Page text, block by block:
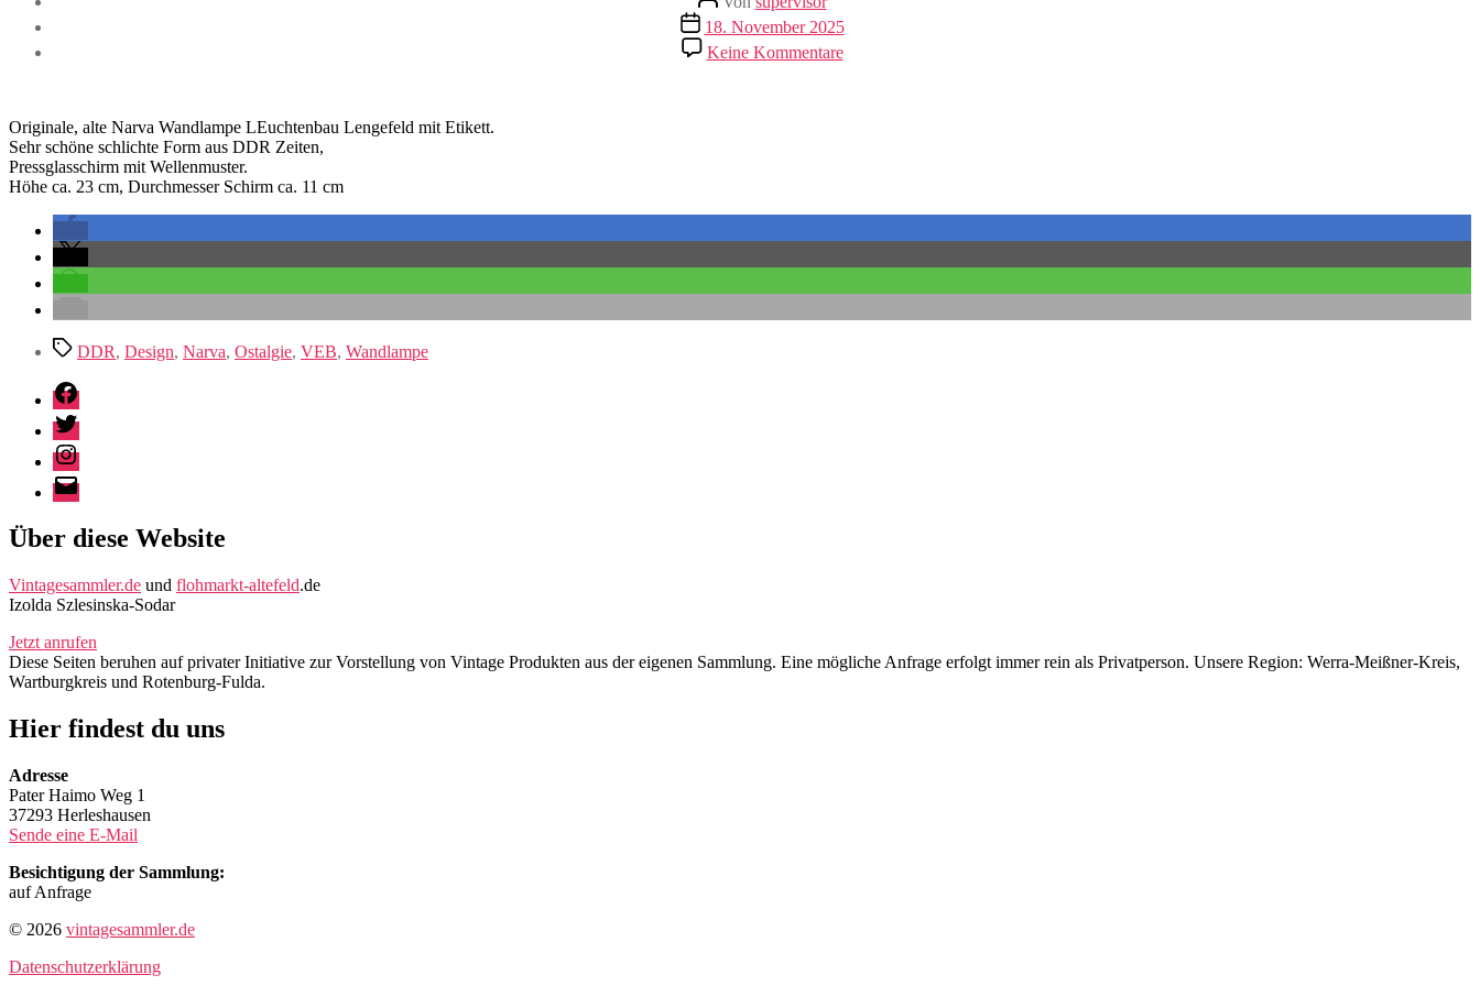
Veröffentlichungsdatum
18. November 2025
Keine Kommentarezu
DDR
Originale, alte Narva Wandlampe LEuchtenbau Lengefeld mit Etikett.
Sehr schöne schlichte Form aus DDR Zeiten,
Pressglasschirm mit Wellenmuster.
Höhe ca. 23 cm, Durchmesser Schirm ca. 11 cm
Schlagwörter
DDR, Design, Narva, Ostalgie, VEB, Wandlampe
Facebook
Twitter
Instagram
E-
Mail
Über diese Website
Vintagesammler.de und flohmarkt-altefeld.de
Izolda Szlesinska-Sodar
Jetzt anrufen
Diese Seiten beruhen auf privater Initiative zur Vorstellung von Vintage Produkten aus der eigenen Sammlung. Eine mögliche Anfrage erfolgt immer rein als Privatperson. Unsere Region: Werra-Meißner-Kreis,
Wartburgkreis und Rotenburg-Fulda.
Hier findest du uns
Adresse
Pater Haimo Weg 1
37293 Herleshausen
Sende eine E-Mail
Besichtigung der Sammlung:
auf Anfrage
© 2026 vintagesammler.de
Datenschutzerklärung